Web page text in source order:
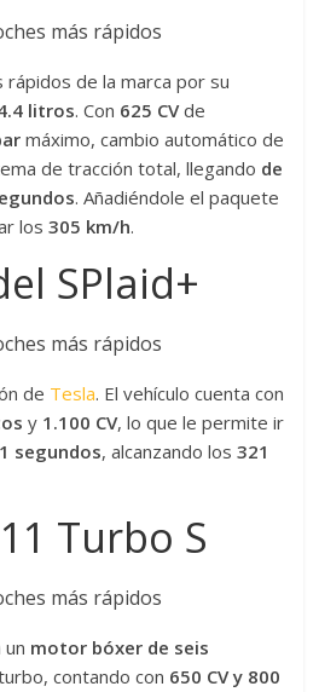
rápidos de la marca por su
litros. Con 625 CVde
máximo, cambio automático de
de tracción total, llegando de
. Añadiéndole el paquete
los305 km/h.
SPlaid+
de Tesla. El vehículo cuenta con
y 1.100 CV, lo que le permite ir
segundos, alcanzando los321
Turbo S
motor bóxer de seis
contando con 650 CV y 800